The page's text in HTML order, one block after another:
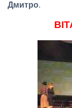
Дмитро.